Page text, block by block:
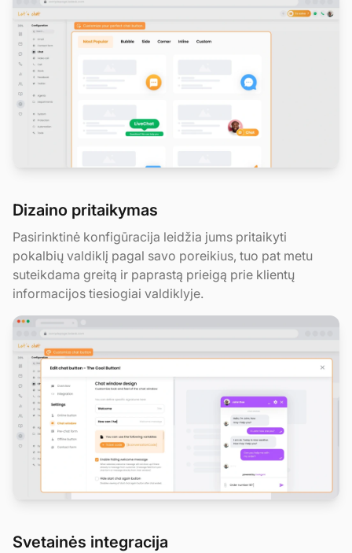
Dizaino pritaikymas
Pasirinktinė konfigūracija leidžia jums pritaikyti
pokalbių valdiklį pagal savo poreikius, tuo pat metu
suteikdama greitą ir paprastą prieigą prie klientų
informacijos tiesiogiai valdiklyje.
Svetainės integracija